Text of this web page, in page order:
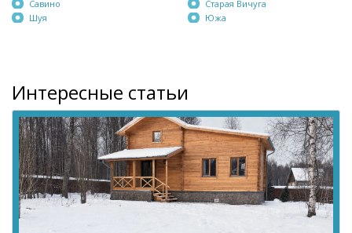
Савино
Шуя
Старая Вичуга
Южа
Интересные статьи